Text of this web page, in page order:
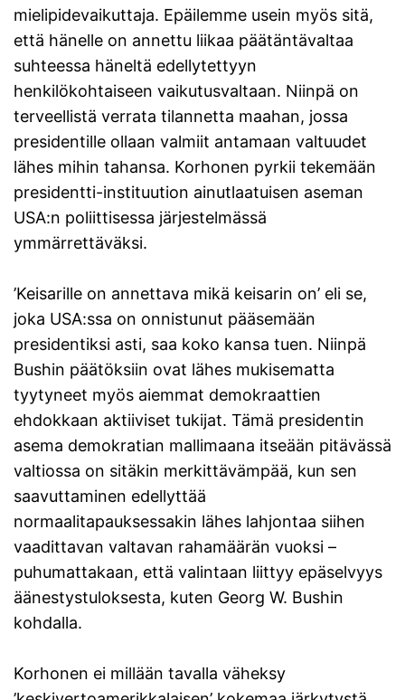
mielipidevaikuttaja. Epäilemme usein myös sitä,
että hänelle on annettu liikaa päätäntävaltaa
suhteessa häneltä edellytettyyn
henkilökohtaiseen vaikutusvaltaan. Niinpä on
terveellistä verrata tilannetta maahan, jossa
presidentille ollaan valmiit antamaan valtuudet
lähes mihin tahansa. Korhonen pyrkii tekemään
presidentti-instituution ainutlaatuisen aseman
USA:n poliittisessa järjestelmässä
ymmärrettäväksi.
’Keisarille on annettava mikä keisarin on’ eli se,
joka USA:ssa on onnistunut pääsemään
presidentiksi asti, saa koko kansa tuen. Niinpä
Bushin päätöksiin ovat lähes mukisematta
tyytyneet myös aiemmat demokraattien
ehdokkaan aktiiviset tukijat. Tämä presidentin
asema demokratian mallimaana itseään pitävässä
valtiossa on sitäkin merkittävämpää, kun sen
saavuttaminen edellyttää
normaalitapauksessakin lähes lahjontaa siihen
vaadittavan valtavan rahamäärän vuoksi –
puhumattakaan, että valintaan liittyy epäselvyys
äänestystuloksesta, kuten Georg W. Bushin
kohdalla.
Korhonen ei millään tavalla väheksy